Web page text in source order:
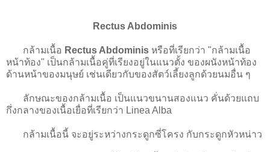
Rectus Abdominis
กล้ามเนื้อ Rectus Abdominis หรือที่เรียกว่า "กล้ามเนื้อ
หน้าท้อง" เป็นกล้ามเนื้อคู่ที่เรียงอยู่ในแนวตั้ง ของผนังหน้าท้อง
ด้านหน้าของมนุษย์ เช่นเดียวกับของสัตว์เลี้ยงลูกด้วยนมอื่น ๆ
ลักษณะของกล้ามเนื้อ เป็นแนวขนานสองแนว คั่นด้วยแถบ
กึ่งกลางของเนื้อเยื่อที่เรียกว่า Linea Alba
กล้ามเนื้อนี้ จะอยู่ระหว่างกระดูกซี่โครง กับกระดูกหัวหน่าว